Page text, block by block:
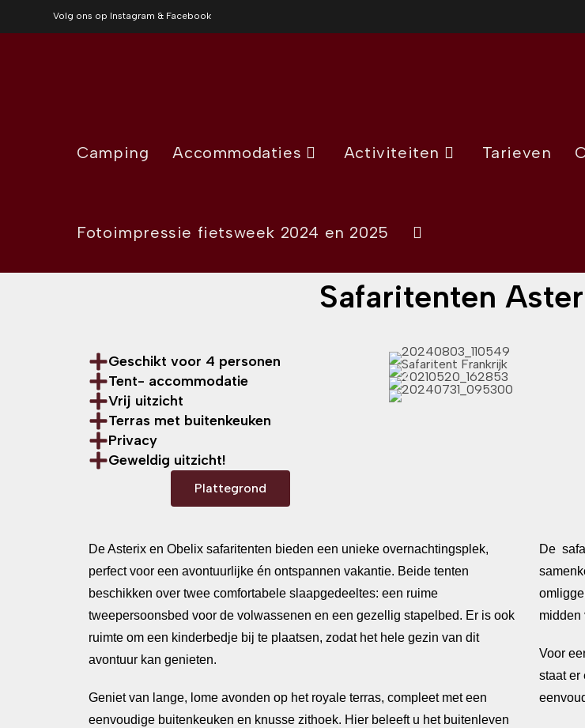
Volg ons op Instagram & Facebook
Camping Accommodaties Activiteiten Tarieven
Fotoimpressie fietsweek 2024 en 2025
Safaritenten
Geschikt voor 4 personen
Tent- accommodatie
Vrij uitzicht
Terras met buitenkeuken
Privacy
Geweldig uitzicht!
Plattegrond
De Asterix en Obelix safaritenten bieden een unieke overnachtingsplek,
perfect voor een avontuurlijke én ontspannen vakantie. Beide tenten
beschikken over twee comfortabele slaapgedeeltes: een ruime
tweepersoonsbed voor de volwassenen en een gezellig stapelbed. Er is ook
ruimte om een kinderbedje bij te plaatsen, zodat het hele gezin van dit
avontuur kan genieten.
Geniet van lange, lome avonden op het royale terras, compleet met een
eenvoudige buitenkeuken en knusse zithoek. Hier beleeft u het buitenleven
De
midden
Voor
staat er